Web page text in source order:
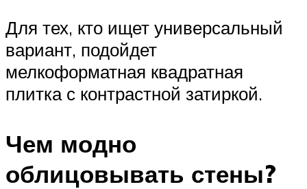
Для тех, кто ищет универсальный
вариант, подойдет
мелкоформатная квадратная
плитка с контрастной затиркой.
Чем модно
облицовывать стены?